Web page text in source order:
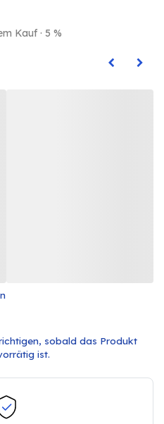
Kauf · 5 %
sobald das Produkt
ist.